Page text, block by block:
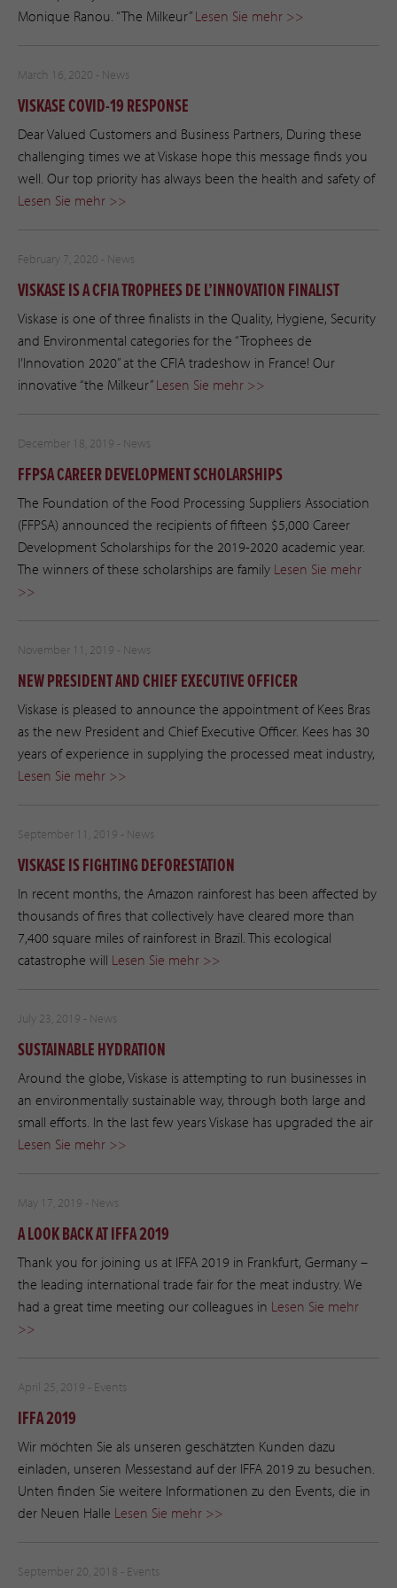
Monique Ranou. “The Milkeur”Lesen Sie mehr >>
March 16, 2020 - News
VISKASE COVID-19 RESPONSE
Dear Valued Customers and Business Partners, During these
challenging times we at Viskase hope this message finds you
well. Our top priority has always been the health and safety of
Lesen Sie mehr >>
February 7, 2020 - News
VISKASE IS A CFIA TROPHEES DE L’INNOVATION FINALIST
Viskase is one of three finalists in the Quality, Hygiene, Security
and Environmental categories for the “Trophees de
l’Innovation 2020” at the CFIA tradeshow in France! Our
innovative “the Milkeur”Lesen Sie mehr >>
December 18, 2019 - News
FFPSA CAREER DEVELOPMENT SCHOLARSHIPS
The Foundation of the Food Processing Suppliers Association
(FFPSA) announced the recipients of fifteen $5,000 Career
Development Scholarships for the 2019-2020 academic year.
The winners of these scholarships are family Lesen Sie mehr
>>
November 11, 2019 - News
NEW PRESIDENT AND CHIEF EXECUTIVE OFFICER
Viskase is pleased to announce the appointment of Kees Bras
as the new President and Chief Executive Officer. Kees has 30
years of experience in supplying the processed meat industry,
Lesen Sie mehr >>
September 11, 2019 - News
VISKASE IS FIGHTING DEFORESTATION
In recent months, the Amazon rainforest has been affected by
thousands of fires that collectively have cleared more than
7,400 square miles of rainforest in Brazil. This ecological
catastrophe will Lesen Sie mehr >>
July 23, 2019 - News
SUSTAINABLE HYDRATION
Around the globe, Viskase is attempting to run businesses in
an environmentally sustainable way, through both large and
small efforts. In the last few years Viskase has upgraded the air
Lesen Sie mehr >>
May 17, 2019 - News
A LOOK BACK AT IFFA 2019
Thank you for joining us at IFFA 2019 in Frankfurt, Germany –
the leading international trade fair for the meat industry. We
had a great time meeting our colleagues in Lesen Sie mehr
>>
April 25, 2019 - Events
IFFA 2019
Wir möchten Sie als unseren geschätzten Kunden dazu
einladen, unseren Messestand auf der IFFA 2019 zu besuchen.
Unten finden Sie weitere Informationen zu den Events, die in
der Neuen Halle Lesen Sie mehr >>
September 20, 2018 - Events